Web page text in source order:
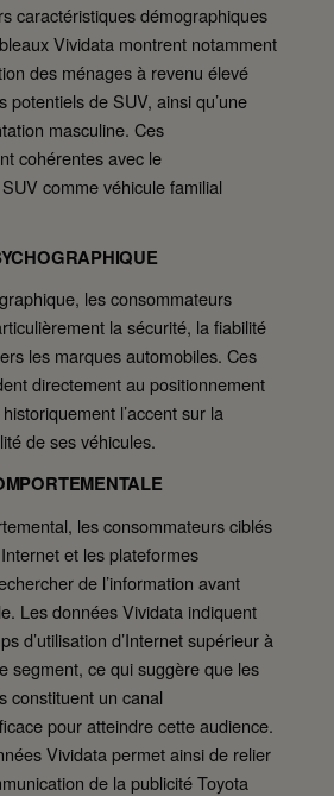
caractéristiques démographiques
Vividata montrent notamment
des ménages à revenu élevé
potentiels de SUV, ainsi qu’une
masculine. Ces
cohérentes avec le
comme véhicule familial
les consommateurs
la sécurité, la fiabilité
les marques automobiles. Ces
directement au positionnement
l’accent sur la
de ses véhicules.
les consommateurs ciblés
et les plateformes
de l’information avant
Les données Vividata indiquent
d’utilisation d’Internet supérieur à
segment, ce qui suggère que les
constituent un canal
pour atteindre cette audience.
Vividata permet ainsi de relier
de la publicité Toyota